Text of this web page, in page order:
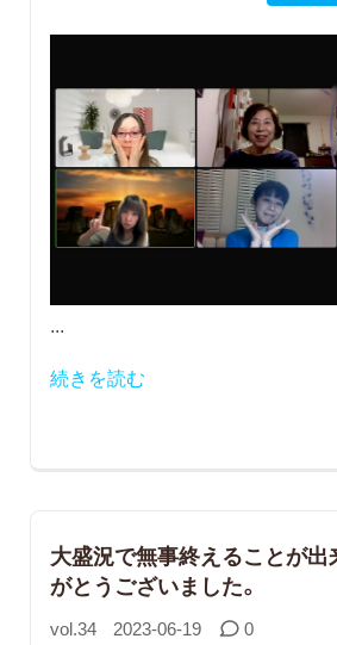
...
続きを読む
大盛況で無事終えることが出
がとうございました。
vol.34 2023-06-19 0